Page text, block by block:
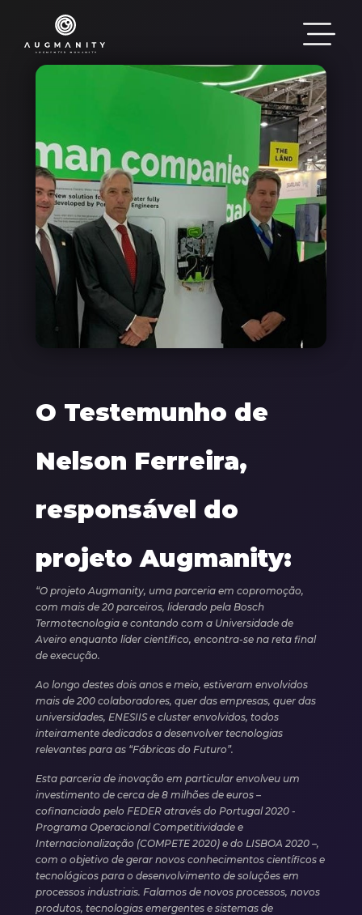
Imagem
O Testemunho de
Nelson Ferreira,
responsável do
projeto Augmanity:
“O projeto Augmanity, uma parceria em copromoção,
com mais de 20 parceiros, liderado pela Bosch
Termotecnologia e contando com a Universidade de
Aveiro enquanto líder científico, encontra-se na reta final
de execução.
Ao longo destes dois anos e meio, estiveram envolvidos
mais de 200 colaboradores, quer das empresas, quer das
universidades, ENESIIS e cluster envolvidos, todos
inteiramente dedicados a desenvolver tecnologias
relevantes para as “Fábricas do Futuro”.
Esta parceria de inovação em particular envolveu um
investimento de cerca de 8 milhões de euros –
cofinanciado pelo FEDER através do Portugal 2020 -
Programa Operacional Competitividade e
Internacionalização (COMPETE 2020) e do LISBOA 2020 –,
com o objetivo de gerar novos conhecimentos científicos e
tecnológicos para o desenvolvimento de soluções em
processos industriais. Falamos de novos processos, novos
produtos, tecnologias emergentes e sistemas de